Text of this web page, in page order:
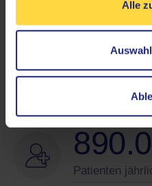
Alle
Ärzte im
>230
>
Patienten